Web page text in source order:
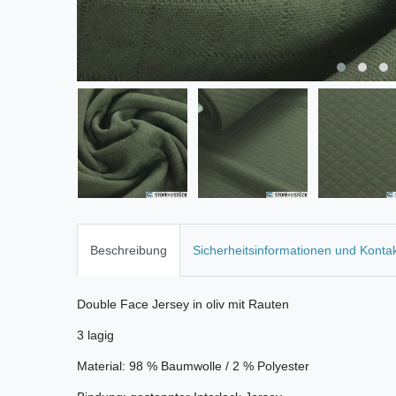
Beschreibung Sicherheitsinformationen und
Double Face Jersey in oliv mit Rauten
3 lagig
Material: 98 % Baumwolle / 2 % Polyester